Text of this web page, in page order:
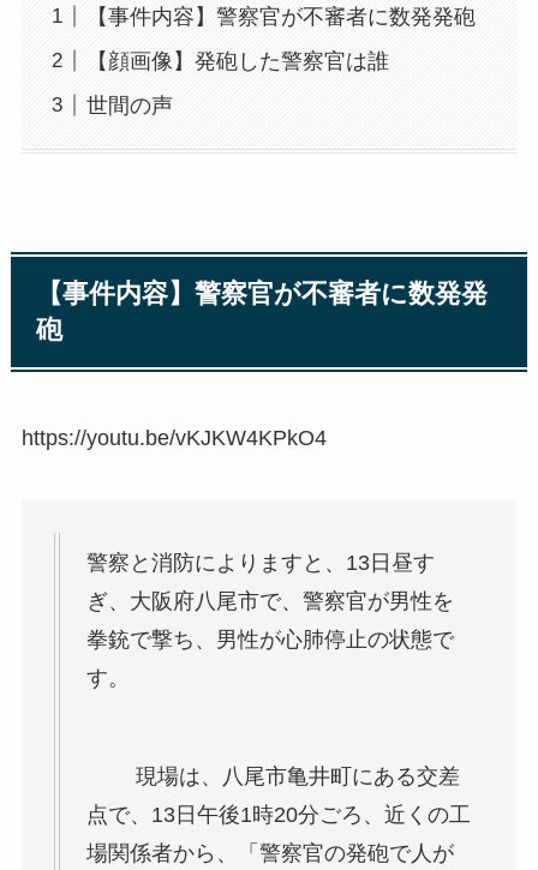
【事件内容】警察官が不審者に数発発砲
【顔画像】発砲した警察官は誰
世間の声
【事件内容】警察官が不審者に数発発
砲
https://youtu.be/vKJKW4KPkO4
警察と消防によりますと、13日昼す
ぎ、大阪府八尾市で、警察官が男性を
拳銃で撃ち、男性が心肺停止の状態で
す。
現場は、八尾市亀井町にある交差
点で、13日午後1時20分ごろ、近くの工
場関係者から、「警察官の発砲で人が